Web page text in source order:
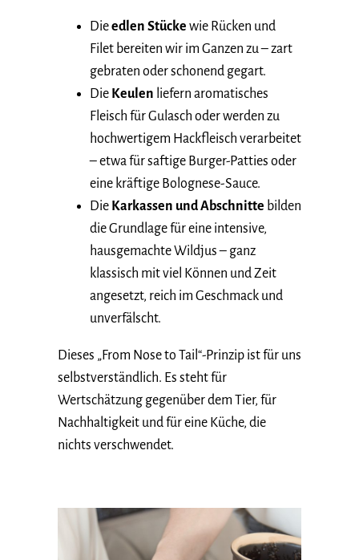
Dieedlen Stücke wie Rücken und
Filet bereiten wir im Ganzen zu – zart
gebraten oder schonend gegart.
Die Keulen liefern aromatisches
Fleisch für Gulasch oder werden zu
hochwertigem Hackfleisch verarbeitet
– etwa für saftige Burger-Patties oder
eine kräftige Bolognese-Sauce.
Die Karkassen und Abschnitte bilden
die Grundlage für eine intensive,
hausgemachte Wildjus – ganz
klassisch mit viel Können und Zeit
angesetzt, reich im Geschmack und
unverfälscht.
Dieses „From Nose to Tail“-Prinzip ist für uns
selbstverständlich. Es steht für
Wertschätzung gegenüber dem Tier, für
Nachhaltigkeit und für eine Küche, die
nichts verschwendet.